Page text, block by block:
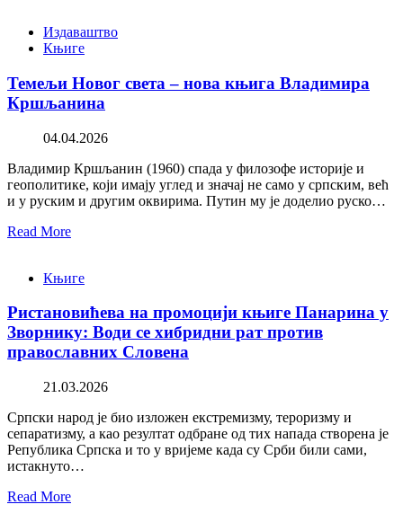
Издаваштво
Књиге
Темељи Новог света – нова књига Владимира
Кршљанина
04.04.2026
Владимир Кршљанин (1960) спада у филозофе историје и
геополитике, који имају углед и значај не само у српским, већ
и у руским и другим оквирима. Путин му је доделио руско…
Read More
Књиге
Ристановићева на промоцији књиге Панарина у
Зворнику: Води се хибридни рат против
православних Словена
21.03.2026
Српски народ је био изложен екстремизму, тероризму и
сепаратизму, а као резултат одбране од тих напада створена је
Република Српска и то у вријеме када су Срби били сами,
истакнуто…
Read More